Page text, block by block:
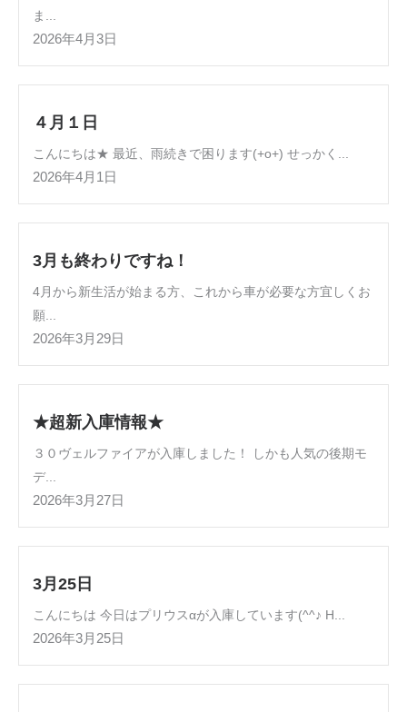
ま...
2026年4月3日
４月１日
こんにちは★ 最近、雨続きで困ります(+o+) せっかく...
2026年4月1日
3月も終わりですね！
4月から新生活が始まる方、これから車が必要な方宜しくお
願...
2026年3月29日
★超新入庫情報★
３０ヴェルファイアが入庫しました！ しかも人気の後期モ
デ...
2026年3月27日
3月25日
こんにちは 今日はプリウスαが入庫しています(^^♪ H...
2026年3月25日